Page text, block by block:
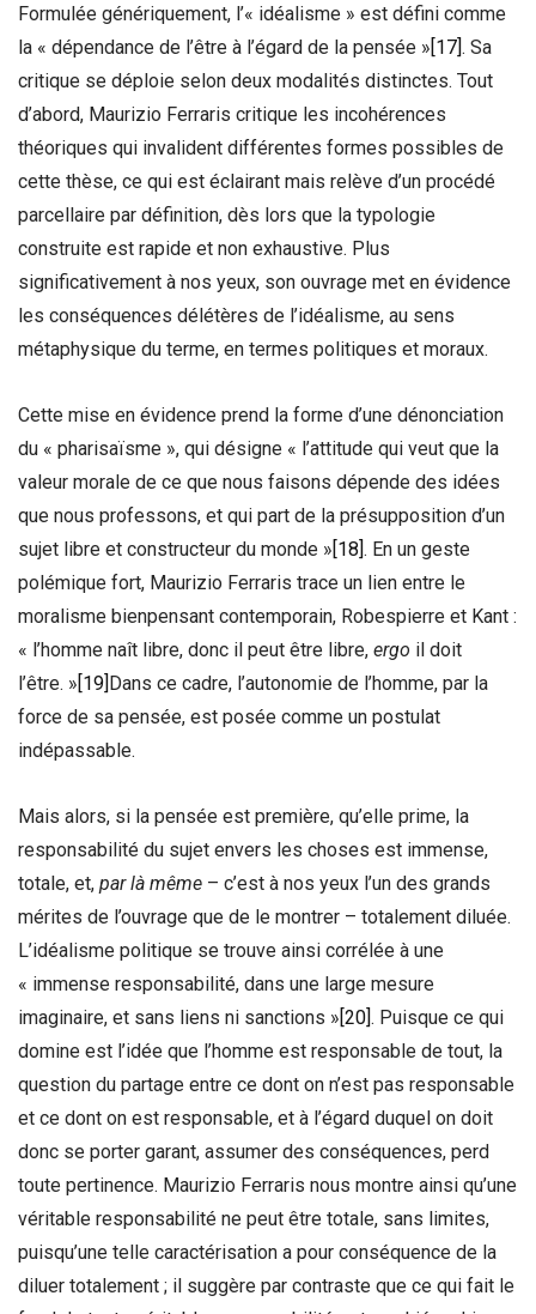
Formulée génériquement, l’« idéalisme » est défini comme
la « dépendance de l’être à l’égard de la pensée »[17]. Sa
critique se déploie selon deux modalités distinctes. Tout
d’abord, Maurizio Ferraris critique les incohérences
théoriques qui invalident différentes formes possibles de
cette thèse, ce qui est éclairant mais relève d’un procédé
parcellaire par définition, dès lors que la typologie
construite est rapide et non exhaustive. Plus
significativement à nos yeux, son ouvrage met en évidence
les conséquences délétères de l’idéalisme, au sens
métaphysique du terme, en termes politiques et moraux.
Cette mise en évidence prend la forme d’une dénonciation
du « pharisaïsme », qui désigne « l’attitude qui veut que la
valeur morale de ce que nous faisons dépende des idées
que nous professons, et qui part de la présupposition d’un
sujet libre et constructeur du monde »[18]. En un geste
polémique fort, Maurizio Ferraris trace un lien entre le
moralisme bienpensant contemporain, Robespierre et Kant :
« l’homme naît libre, donc il peut être libre, ergo il doit
l’être. »[19]Dans ce cadre, l’autonomie de l’homme, par la
force de sa pensée, est posée comme un postulat
indépassable.
Mais alors, si la pensée est première, qu’elle prime, la
responsabilité du sujet envers les choses est immense,
totale, et, par là même – c’est à nos yeux l’un des grands
mérites de l’ouvrage que de le montrer – totalement diluée.
L’idéalisme politique se trouve ainsi corrélée à une
« immense responsabilité, dans une large mesure
imaginaire, et sans liens ni sanctions » [20] . Puisque ce qui
domine est l’idée que l’homme est responsable de tout, la
question du partage entre ce dont on n’est pas responsable
et ce dont on est responsable, et à l’égard duquel on doit
donc se porter garant, assumer des conséquences, perd
toute pertinence. Maurizio Ferraris nous montre ainsi qu’une
véritable responsabilité ne peut être totale, sans limites,
puisqu’une telle caractérisation a pour conséquence de la
diluer totalement ; il suggère par contraste que ce qui fait le